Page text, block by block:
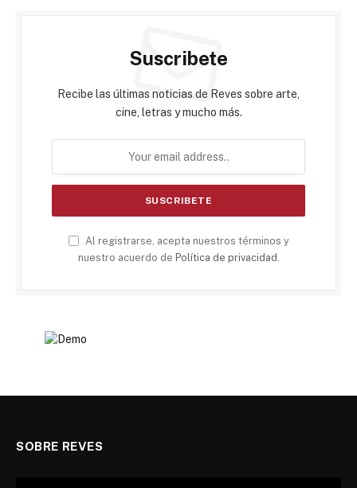
Suscribete
Recibe las últimas noticias de Reves sobre arte,
cine, letras y mucho más.
Al registrarse, acepta nuestros términos y
nuestro acuerdo de Política de privacidad
SOBRE REVES